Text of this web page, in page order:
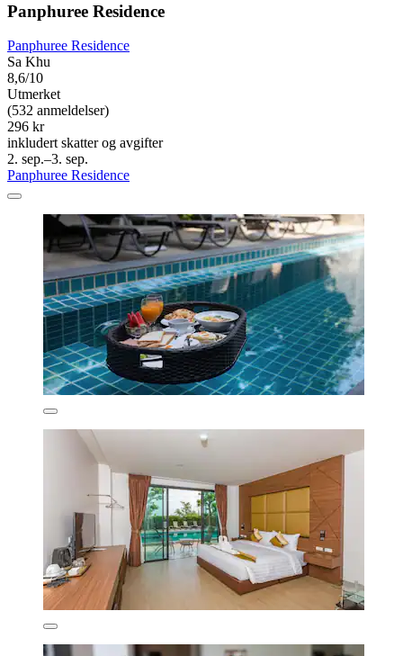
Panphuree Residence
Panphuree Residence
Sa Khu
8,6/10
Utmerket
(532 anmeldelser)
296 kr
inkludert skatter og avgifter
2. sep.–3. sep.
Panphuree Residence